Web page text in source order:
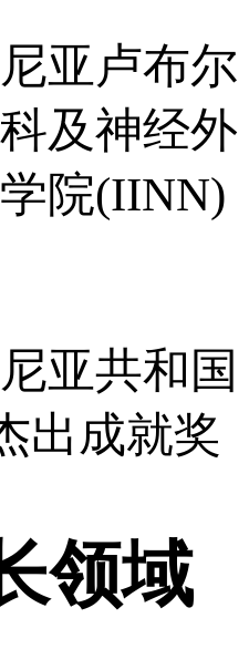
卢布尔
及神经外
院(IINN)
共和国
出成就奖
域